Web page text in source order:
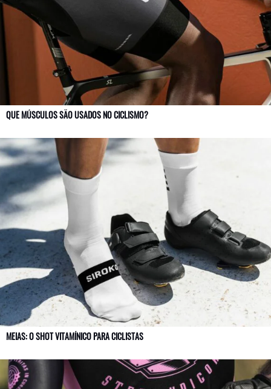
QUE MÚSCULOS SÃO USADOS NO CICLISMO?
MEIAS: O SHOT VITAMÍNICO PARA CICLISTAS